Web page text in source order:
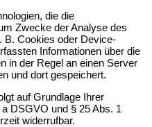
die die
Zwecke der Analyse des
B. Cookies oder Device-
Informationen über die
in der Regel an einen Server
und dort gespeichert.
auf Grundlage Ihrer
DSGVO und § 25 Abs. 1
widerrufbar.